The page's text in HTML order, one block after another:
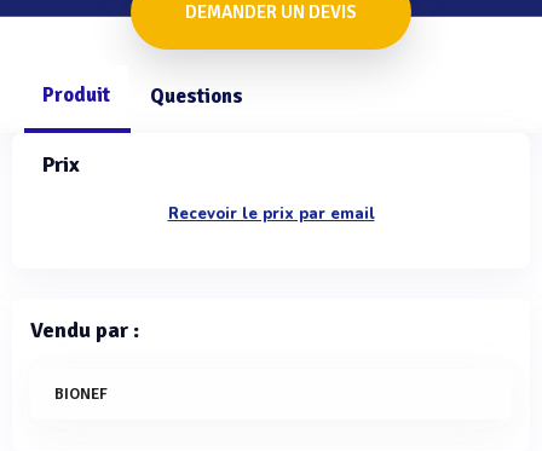
DEMANDER UN DEVIS
Produit Questions
Prix
Recevoir le prix par email
Vendu par :
BIONEF